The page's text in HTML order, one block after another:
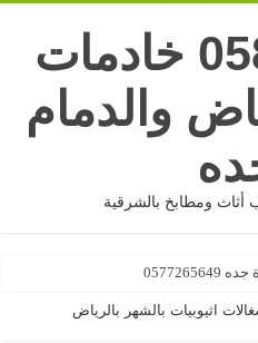
0582844035 خادمات
والدمام
ومطابخ بالشرقية
اثيوبيات بالشهر بالرياض